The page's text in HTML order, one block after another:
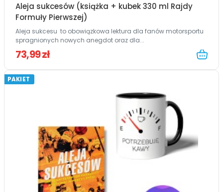
Aleja sukcesów (książka + kubek 330 ml Rajdy
Formuły Pierwszej)
Aleja sukcesu to obowiązkowa lektura dla fanów motorsportu
spragnionych nowych anegdot oraz dla...
73,99 zł
PAKIET